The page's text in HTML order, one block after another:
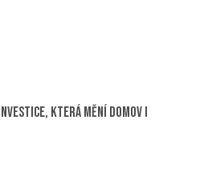
která mění domov i